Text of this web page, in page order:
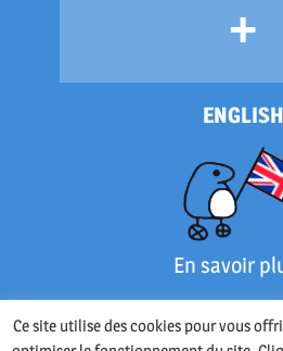
+
ENGLISH
En savoir
Ce site utilise des cookies pour vous